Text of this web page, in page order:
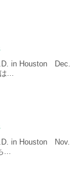
in Houston Dec.
...
in Houston Nov.
...